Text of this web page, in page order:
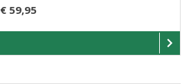
€ 59,95